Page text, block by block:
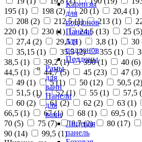
Карнизы
для
поддонов
Панели
для
поддонов
Поддоны
Рамы
для
ванн
Панели
для
ванн
Лицевая
панель
195 (1) 198 (2) 20 (1) 20,4 (1)
208 (2) 212,5 (1) 213 (1)
220 (1) 230 (1) 24,5 (13) 25 (5)
27,4 (2) 29,5 (1) 3,8 (1) 30
35,15 (1) 35,5 (2) 355 (1)
38,5 (1) 39,2 (1) 390 (1) 40 (6)
44,5 (1) 44,7 (5) 45 (23) 47 (3)
49 (1) 5 (1) 50 (12) 50,5 (2)
51,5 (1) 52 (1) 55 (1) 57,5 (
60 (2) 61 (2) 62 (2) 63 (1)
66,5 (1) 67 (1) 68 (1) 69,5 (1)
70 (5) 75 (7) 8,7 (2) 80 (17)
90 (14) 99,5 (1)